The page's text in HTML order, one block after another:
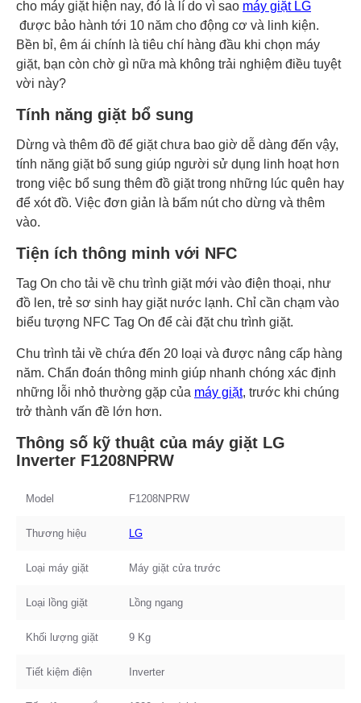
cho máy giặt hiện nay, đó là lí do vì sao máy giặt LG
được bảo hành tới 10 năm cho động cơ và linh kiện.
Bền bỉ, êm ái chính là tiêu chí hàng đầu khi chọn máy
giặt, bạn còn chờ gì nữa mà không trải nghiệm điều tuyệt
vời này?
Tính năng giặt bổ sung
Dừng và thêm đồ để giặt chưa bao giờ dễ dàng đến vậy,
tính năng giặt bổ sung giúp người sử dụng linh hoạt hơn
trong việc bổ sung thêm đồ giặt trong những lúc quên hay
để xót đồ. Việc đơn giản là bấm nút cho dừng và thêm
vào.
Tiện ích thông minh với NFC
Tag On cho tải về chu trình giặt mới vào điện thoại, như
đồ len, trẻ sơ sinh hay giặt nước lạnh. Chỉ cần chạm vào
biểu tượng NFC Tag On để cài đặt chu trình giặt.
Chu trình tải về chứa đến 20 loại và được nâng cấp hàng
năm. Chẩn đoán thông minh giúp nhanh chóng xác định
những lỗi nhỏ thường gặp của máy giặt, trước khi chúng
trở thành vấn đề lớn hơn.
Thông số kỹ thuật của máy giặt LG
Inverter F1208NPRW
Model F1208NPRW
Thương hiệu LG
Loại máy giặt Máy giặt cửa trước
Loại lồng giặt Lồng ngang
Khối lượng giặt 9 Kg
Tiết kiệm điện Inverter